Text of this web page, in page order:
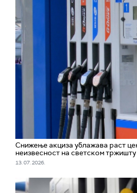
Снижење акциза ублажава раст
неизвесност на светском тржишту
13. 07. 2026.